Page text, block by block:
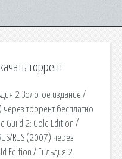
торрент
2 Золотое издание /
через торрент бесплатно
Guild 2: Gold Edition /
RUS (2007) через
Edition / Гильдия 2: